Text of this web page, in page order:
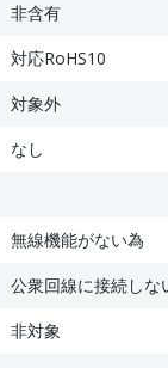
非含有
対応RoHS10
対象外
なし
無線機能がない為
公衆回線に接続しな
非対象